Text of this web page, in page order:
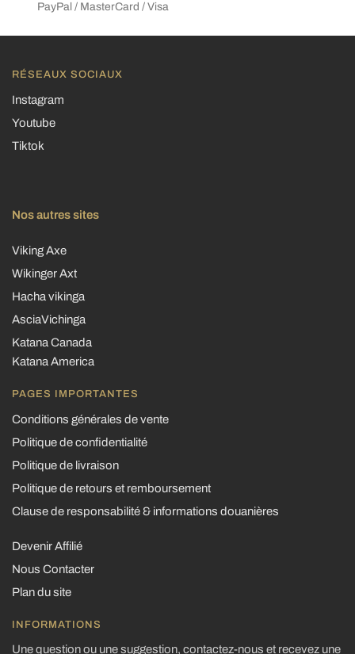
PayPal / MasterCard / Visa
RÉSEAUX SOCIAUX
Instagram
Youtube
Tiktok
Nos autres sites
Viking Axe
Wikinger Axt
Hacha vikinga
AsciaVichinga
Katana Canada
Katana America
PAGES IMPORTANTES
Conditions générales de vente
Politique de confidentialité
Politique de livraison
Politique de retours et remboursement
Clause de responsabilité & informations douanières
Devenir Affilié
Nous Contacter
Plan du site
INFORMATIONS
Une question ou une suggestion, contactez-nous et recevez une